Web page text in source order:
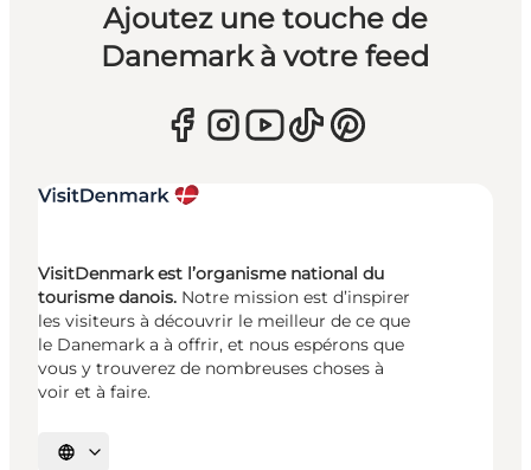
Ajoutez une touche de
Danemark à votre feed
VisitDenmark est l’organisme national du
tourisme danois. Notre mission est d’inspirer
les visiteurs à découvrir le meilleur de ce que
le Danemark a à offrir, et nous espérons que
vous y trouverez de nombreuses choses à
voir et à faire.
Choisissez la langue